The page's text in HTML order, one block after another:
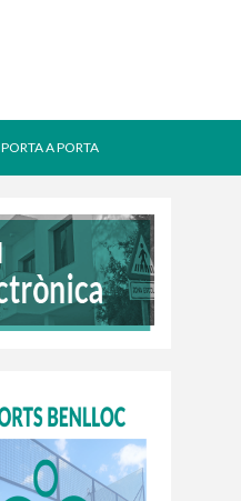
PORTA A PORTA